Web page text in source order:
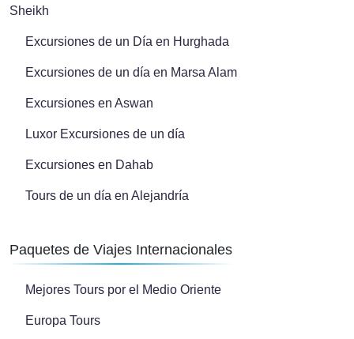
Sheikh
Excursiones de un Día en Hurghada
Excursiones de un día en Marsa Alam
Excursiones en Aswan
Luxor Excursiones de un día
Excursiones en Dahab
Tours de un día en Alejandría
Paquetes de Viajes Internacionales
Mejores Tours por el Medio Oriente
Europa Tours